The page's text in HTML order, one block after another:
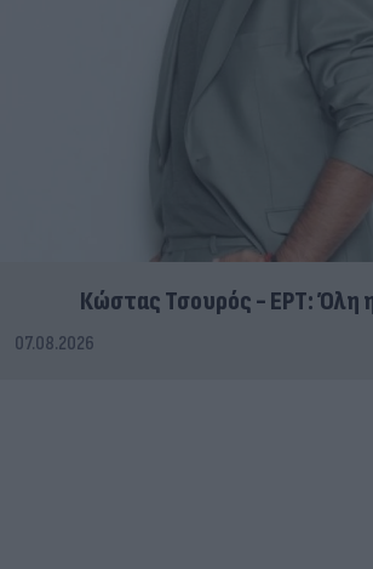
Κώστας Τσουρός - ΕΡΤ: Όλη
07.08.2026